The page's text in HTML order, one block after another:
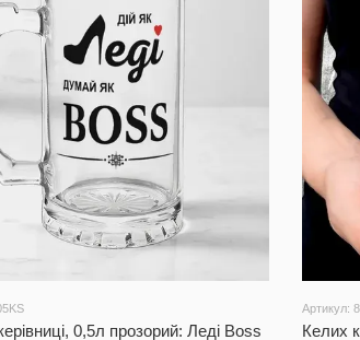
0,5л прозорий: Леді Boss
Артикул:
Келих